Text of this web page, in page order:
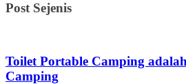
Post Sejenis
Toilet Portable Camping
Camping